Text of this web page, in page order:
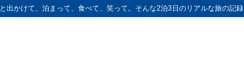
出かけて、泊まって、食べて、笑って。そんな2泊3日のリアルな旅の記録